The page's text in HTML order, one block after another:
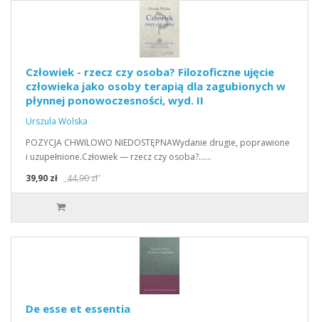
Człowiek - rzecz czy osoba? Filozoficzne ujęcie
człowieka jako osoby terapią dla zagubionych w
płynnej ponowoczesności, wyd. II
Urszula Wolska
POZYCJA CHWILOWO NIEDOSTĘPNAWydanie drugie, poprawione
i uzupełnione.Człowiek — rzecz czy osoba?...…
39,90 zł
44,90 zł
De esse et essentia